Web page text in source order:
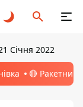
Січня 2022
🔴 Ракетний